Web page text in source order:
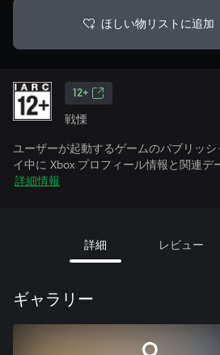
ほしい物リストに追加
12+
戦慄
ユーザーが起動するゲームのパブリッ
イ中に Xbox プロフィール情報と関連デ
詳細情報
詳細 レビュー
ギャラリー